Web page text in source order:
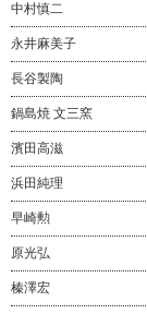
中村慎二
永井麻美子
長谷製陶
鍋島焼 文三窯
濱田高滋
浜田純理
早崎勲
原光弘
榛澤宏